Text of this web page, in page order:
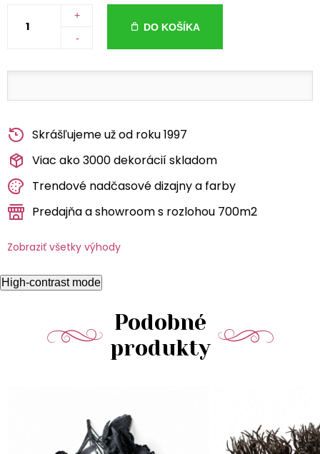
+
-
DO KOŠÍKA
Skrášľujeme už od roku 1997
Viac ako 3000 dekorácií skladom
Trendové nadčasové dizajny a farby
Predajňa a showroom s rozlohou 700m2
Zobraziť všetky výhody
High-contrast mode
Podobné
produkty